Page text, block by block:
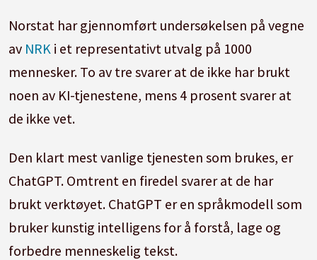
Norstat har gjennomført undersøkelsen på vegne
av NRK i et representativt utvalg på 1000
mennesker. To av tre svarer at de ikke har brukt
noen av KI-tjenestene, mens 4 prosent svarer at
de ikke vet.
Den klart mest vanlige tjenesten som brukes, er
ChatGPT. Omtrent en firedel svarer at de har
brukt verktøyet. ChatGPT er en språkmodell som
bruker kunstig intelligens for å forstå, lage og
forbedre menneskelig tekst.